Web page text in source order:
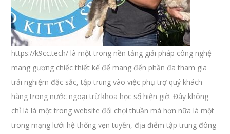
https://k9cc.tech/ là một trong nền tảng giải pháp công nghệ
mang gương chiếc thiết kế để mang đến phần đa tham gia
trải nghiệm đặc sắc, tập trung vào việc phụ trợ quý khách
hàng trong nước ngoại trừ khoa học số hiện giờ. Đây không
chỉ là là một trong website đối chọi thuần mà hơn nữa là một
trong mạng lưới hệ thống vẹn tuyền, địa điểm tập trung đông